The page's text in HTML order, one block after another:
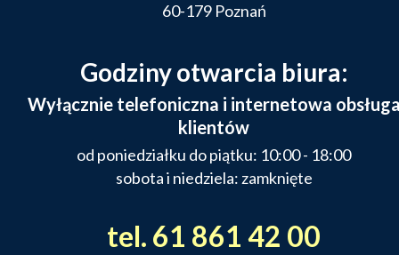
60-179 Poznań
Godziny otwarcia biura:
Wyłącznie telefoniczna i internetowa
klientów
od poniedziałku do piątku: 10:00 - 18:00
sobota i niedziela: zamknięte
tel. 61 861 42 00